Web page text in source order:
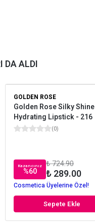
DA ALDI
GOLDEN ROSE
Golden Rose Silky Shine
Hydrating Lipstick - 216
(0)
Kazancınız
%60
₺ 724.90
₺ 289.00
Cosmetica Üyelerine Özel!
Sepete Ekle